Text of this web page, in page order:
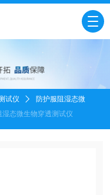
试仪
防护服阻湿态微
态微生物穿透测试仪